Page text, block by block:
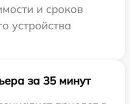
и сроков
устройства
за 35 минут